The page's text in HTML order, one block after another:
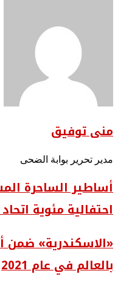
منى توفيق
مدير تحرير بوابة الضحى
أساطير الساحرة
احتفالية مئوية
بالعالم في عام 2021